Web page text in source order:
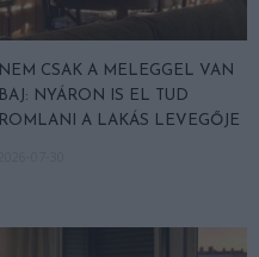
NEM CSAK A MELEGGEL VAN
BAJ: NYÁRON IS EL TUD
ROMLANI A LAKÁS LEVEGŐJE